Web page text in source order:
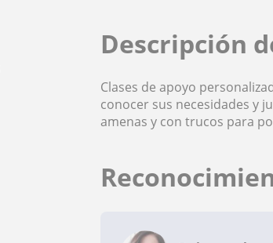
Descripción
Clases de apoyo
conocer sus necesidades y
amenas y con trucos para